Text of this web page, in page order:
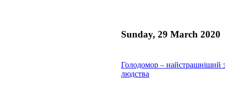
Sunday, 29 March 2020
Голодомор – найстрашніший
людства